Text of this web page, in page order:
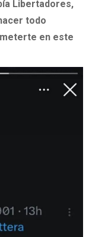
Libertadores,
todo
en este